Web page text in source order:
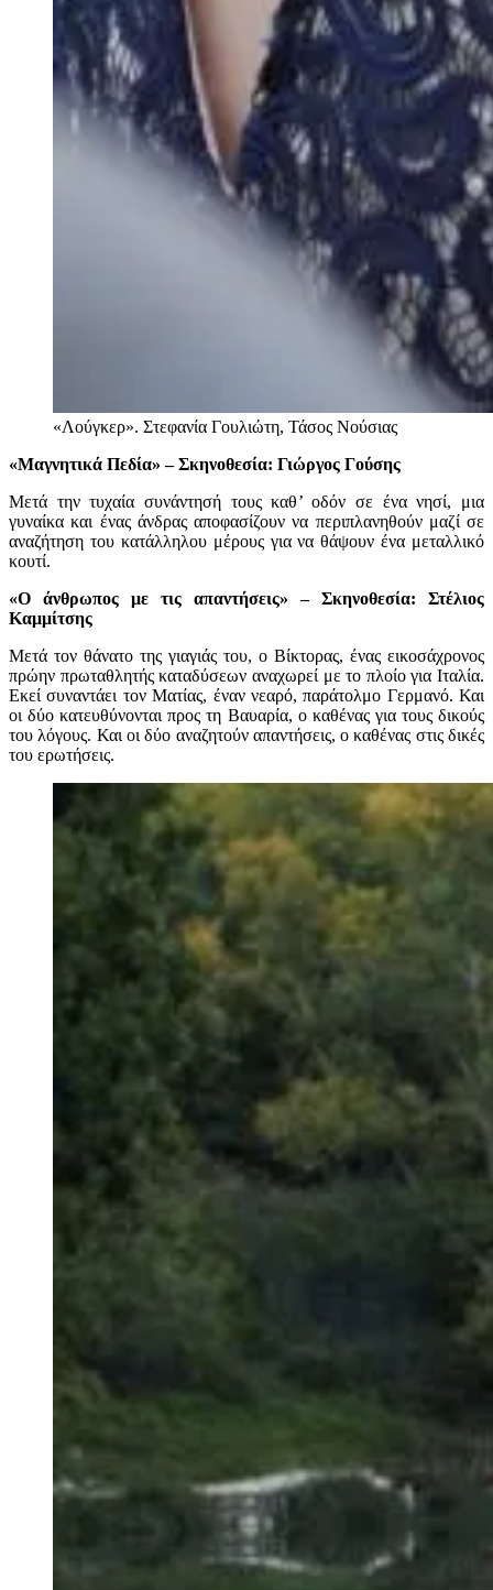
«Λούγκερ». Στεφανία Γουλιώτη, Τάσος Νούσιας
«Μαγνητικά Πεδία» – Σκηνοθεσία: Γιώργος Γούσης
Μετά την τυχαία συνάντησή τους καθ’ οδόν σε ένα νησί, μια
γυναίκα και ένας άνδρας αποφασίζουν να περιπλανηθούν μαζί σε
αναζήτηση του κατάλληλου μέρους για να θάψουν ένα μεταλλικό
κουτί.
«Ο άνθρωπος με τις απαντήσεις» – Σκηνοθεσία: Στέλιος
Καμμίτσης
Μετά τον θάνατο της γιαγιάς του, ο Βίκτορας, ένας εικοσάχρονος
πρώην πρωταθλητής καταδύσεων αναχωρεί με το πλοίο για Ιταλία.
Εκεί συναντάει τον Ματίας, έναν νεαρό, παράτολμο Γερμανό. Και
οι δύο κατευθύνονται προς τη Βαυαρία, ο καθένας για τους δικούς
του λόγους. Και οι δύο αναζητούν απαντήσεις, ο καθένας στις δικές
του ερωτήσεις.